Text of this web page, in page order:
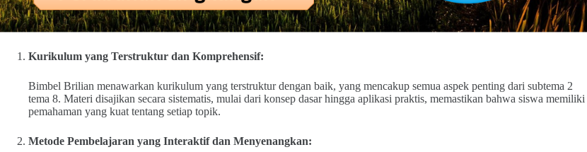
Kurikulum yang Terstruktur dan Komprehensif:
Bimbel Brilian menawarkan kurikulum yang terstruktur dengan baik, yang mencakup semua aspek penting dari subtema 2
tema 8. Materi disajikan secara sistematis, mulai dari konsep dasar hingga aplikasi praktis, memastikan bahwa siswa memiliki
pemahaman yang kuat tentang setiap topik.
Metode Pembelajaran yang Interaktif dan Menyenangkan: